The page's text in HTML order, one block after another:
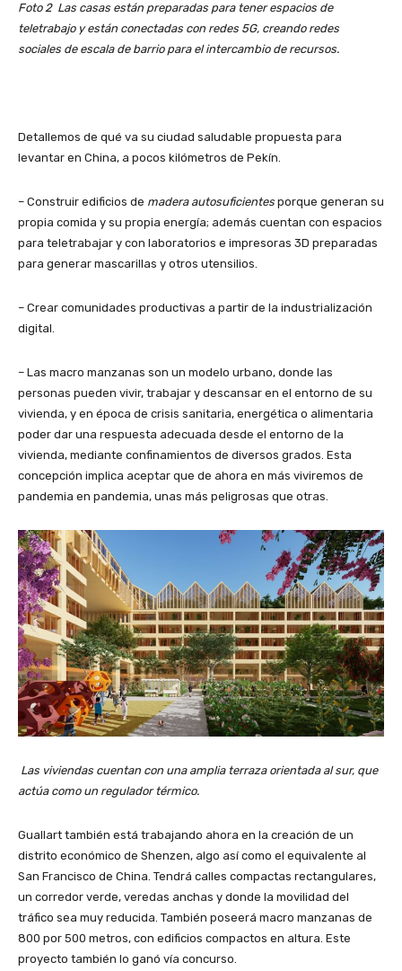
Foto 2 Las casas están preparadas para tener espacios de
teletrabajo y están conectadas con redes 5G, creando redes
sociales de escala de barrio para el intercambio de recursos.
Detallemos de qué va su ciudad saludable propuesta para
levantar en China, a pocos kilómetros de Pekín.
– Construir edificios de madera autosuficientes porque generan su
propia comida y su propia energía; además cuentan con espacios
para teletrabajar y con laboratorios e impresoras 3D preparadas
para generar mascarillas y otros utensilios.
– Crear comunidades productivas a partir de la industrialización
digital.
– Las macro manzanas son un modelo urbano, donde las
personas pueden vivir, trabajar y descansar en el entorno de su
vivienda, y en época de crisis sanitaria, energética o alimentaria
poder dar una respuesta adecuada desde el entorno de la
vivienda, mediante confinamientos de diversos grados. Esta
concepción implica aceptar que de ahora en más viviremos de
pandemia en pandemia, unas más peligrosas que otras.
Las viviendas cuentan con una amplia terraza orientada al sur, que
actúa como un regulador térmico.
Guallart también está trabajando ahora en la creación de un
distrito económico de Shenzen, algo así como el equivalente al
San Francisco de China. Tendrá calles compactas rectangulares,
un corredor verde, veredas anchas y donde la movilidad del
tráfico sea muy reducida. También poseerá macro manzanas de
800 por 500 metros, con edificios compactos en altura. Este
proyecto también lo ganó vía concurso.